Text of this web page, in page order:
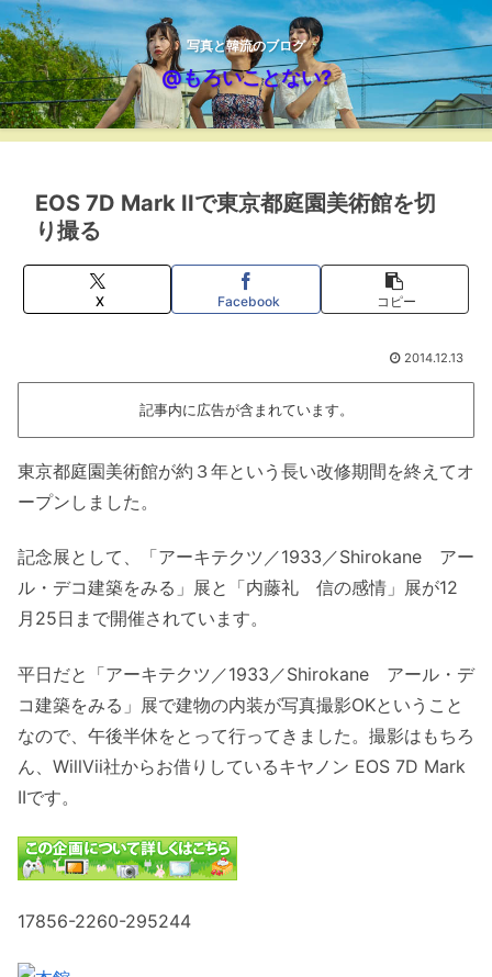
写真と韓流のブログ
@もろいことない?
EOS 7D Mark IIで東京都庭園美術館を切
り撮る
X Facebook コピー
2014.12.13
記事内に広告が含まれています。
東京都庭園美術館が約３年という長い改修期間を終えてオ
ープンしました。
記念展として、「アーキテクツ／1933／Shirokane アー
ル・デコ建築をみる」展と「内藤礼 信の感情」展が12
月25日まで開催されています。
平日だと「アーキテクツ／1933／Shirokane アール・デ
コ建築をみる」展で建物の内装が写真撮影OKということ
なので、午後半休をとって行ってきました。撮影はもちろ
ん、WillVii社からお借りしているキヤノン EOS 7D Mark
IIです。
17856-2260-295244